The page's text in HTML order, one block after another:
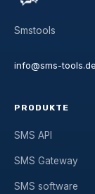
Smstools
info@sms-tools.de
PRODUKTE
SMS API
SMS Gateway
SMS software